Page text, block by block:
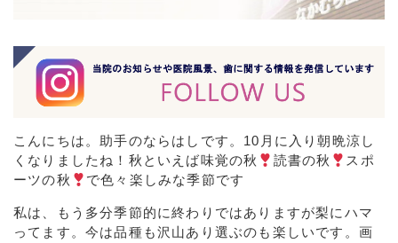
こんにちは。助手のならはしです。10月に入り朝晩涼し
くなりましたね！秋といえば味覚の秋
読書の秋
スポ
ーツの秋
で色々楽しみな季節です
私は、もう多分季節的に終わりではありますが梨にハマ
ってます。今は品種も沢山あり選ぶのも楽しいです。画